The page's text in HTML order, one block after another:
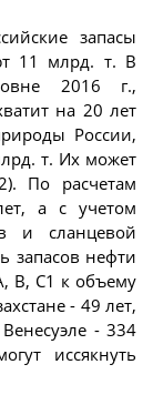
запасы
11 млрд. т. В
2016 г.,
на 20 лет
России,
т. Их может
По расчетам
а с учетом
и сланцевой
запасов нефти
В, С1 к объему
- 49 лет,
- 334
иссякнуть